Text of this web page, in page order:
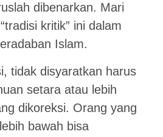
dibenarkan. Mari
kritik” ini dalam
Islam.
tidak disyaratkan harus
setara atau lebih
dikoreksi. Orang yang
bawah bisa